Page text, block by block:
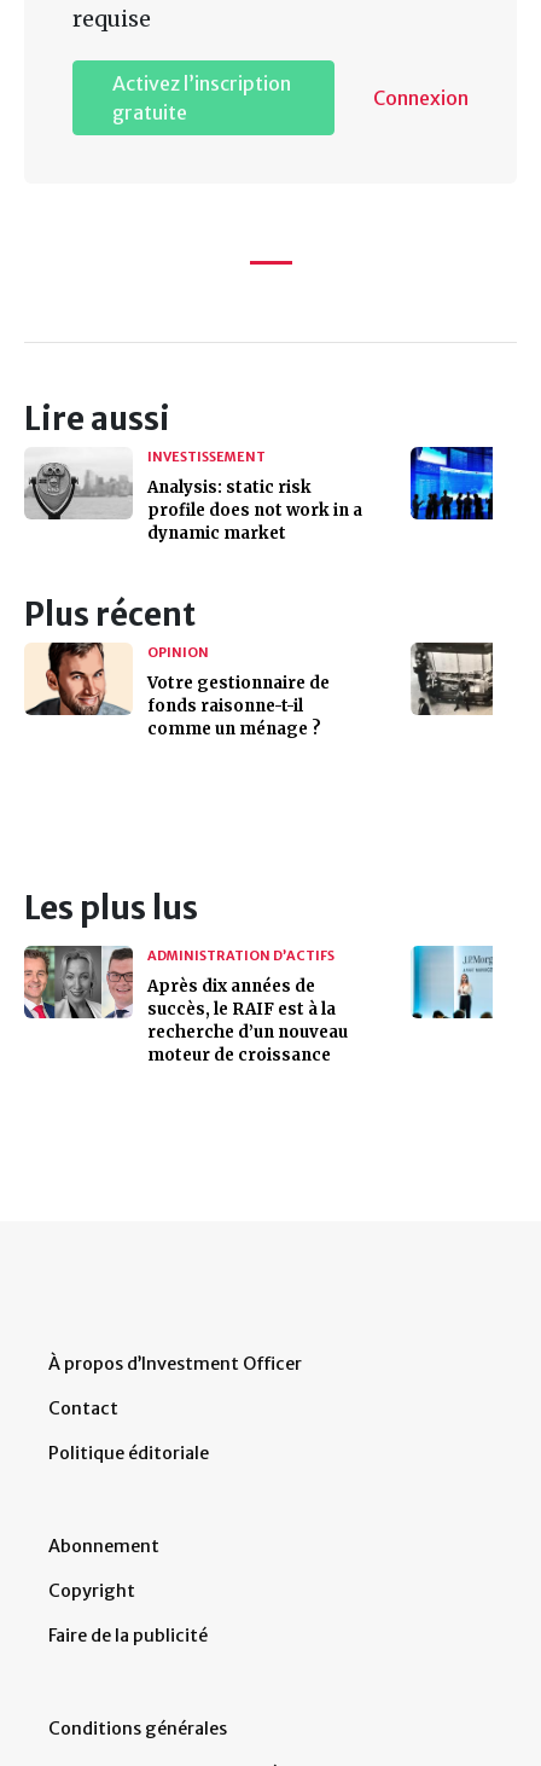
requise
Activez l’inscription
gratuite
Connexion
Lire aussi
INVESTISSEMENT
Analysis: static risk
profile does not work in a
dynamic market
Plus récent
OPINION
Votre gestionnaire de
fonds raisonne-t-il
comme un ménage ?
Les plus lus
ADMINISTRATION D’ACTIFS
Après dix années de
succès, le RAIF est à la
recherche d’un nouveau
moteur de croissance
À propos d’Investment Officer
Contact
Politique éditoriale
Abonnement
Copyright
Faire de la publicité
Conditions générales